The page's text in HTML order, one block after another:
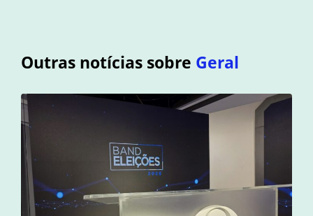
Outras notícias sobre Geral